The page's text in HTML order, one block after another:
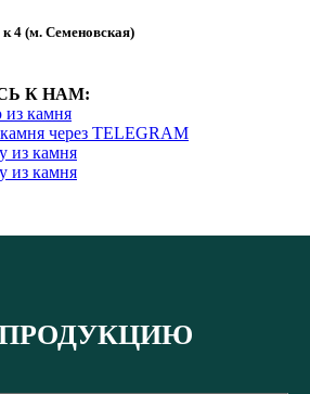
4 (м. Семеновская)
К НАМ:
ПРОДУКЦИЮ